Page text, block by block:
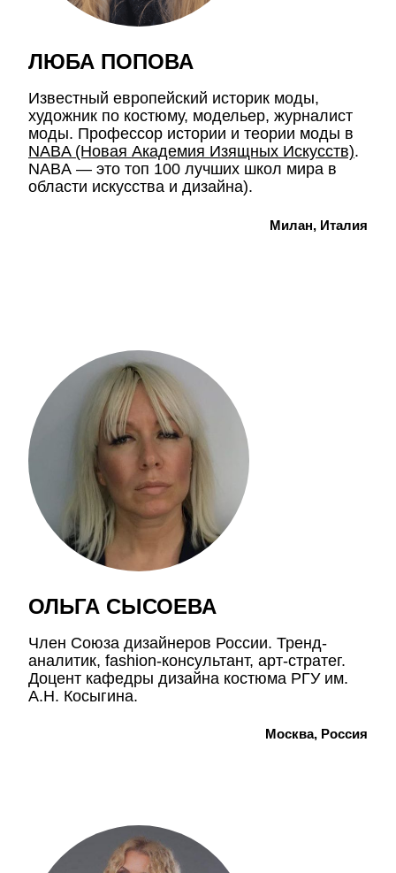
ЛЮБА ПОПОВА
Известный европейский историк моды,
художник по костюму, модельер, журналист
моды. Профессор истории и теории моды в
NABA (Новая Академия Изящных Искусств).
NABA — это топ 100 лучших школ мира в
области искусства и дизайна).
Милан, Италия
ОЛЬГА СЫСОЕВА
Член Союза дизайнеров России. Тренд-
аналитик, fashion-консультант, арт-стратег.
Доцент кафедры дизайна костюма РГУ им.
А.Н. Косыгина.
Москва, Россия